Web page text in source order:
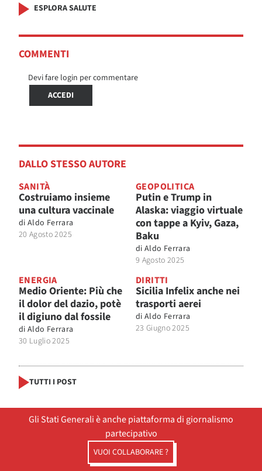
ESPLORA SALUTE
COMMENTI
Devi fare login per commentare
ACCEDI
DALLO STESSO AUTORE
SANITÀ
Costruiamo insieme
una cultura vaccinale
di Aldo Ferrara
20 Agosto 2025
GEOPOLITICA
Putin e Trump in
Alaska: viaggio virtuale
con tappe a Kyiv, Gaza,
Baku
di Aldo Ferrara
9 Agosto 2025
ENERGIA
Medio Oriente: Più che
il dolor del dazio, potè
il digiuno dal fossile
di Aldo Ferrara
30 Luglio 2025
DIRITTI
Sicilia Infelix anche nei
trasporti aerei
di Aldo Ferrara
23 Giugno 2025
TUTTI I POST
Gli Stati Generali è anche piattaforma di giornalismo
partecipativo
VUOI COLLABORARE ?